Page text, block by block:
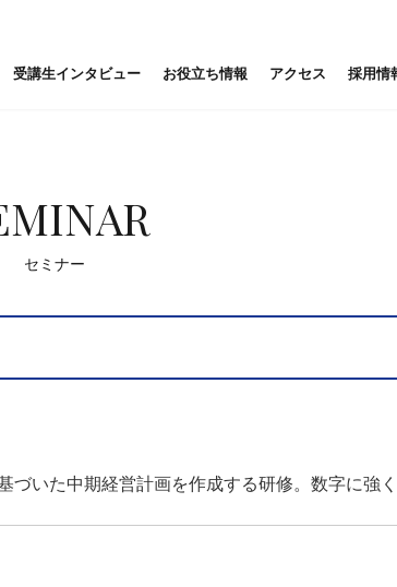
受講生インタビュー お役立ち情報 アクセス 採用情
セミナー
いた中期経営計画を作成する研修。数字に強